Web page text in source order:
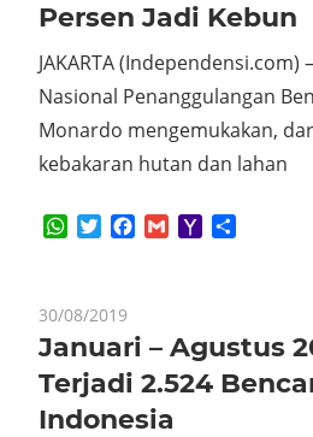
Persen Jadi Kebun
JAKARTA (Independensi.com)
Nasional Penanggulangan
Monardo mengemukakan,
kebakaran hutan dan lahan
WhatsApp
TwitterFacebook
GmailYahoo
30/08/2019
Januari – Agustus
Terjadi 2.524
Indonesia